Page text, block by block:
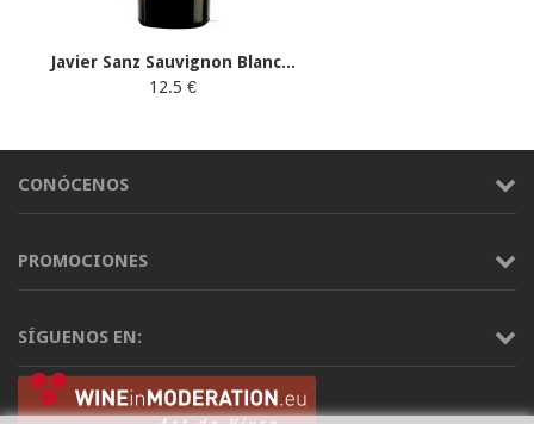
Javier Sanz Sauvignon Blanc...
12.5 €
CONÓCENOS
PROMOCIONES
SÍGUENOS EN: